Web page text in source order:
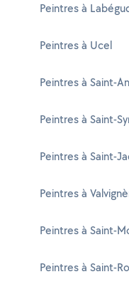
Peintres à
Peintres à Ucel
Peintres à Saint-
Peintres à Saint-
Peintres à Saint-
Peintres à
Peintres à Saint-
Peintres à Saint-